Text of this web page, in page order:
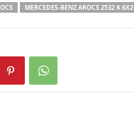
MERCEDES-BENZ AROCS 2532 K 6X2